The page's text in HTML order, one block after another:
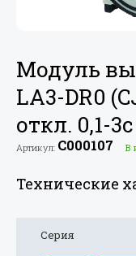
Модуль
LA3-DR0
откл. 0,1-
Артикул: C000107 В
Технические
Серия